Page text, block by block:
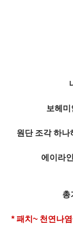
보헤
원단 조각 하나
에이라
총
* 패치~ 천연나